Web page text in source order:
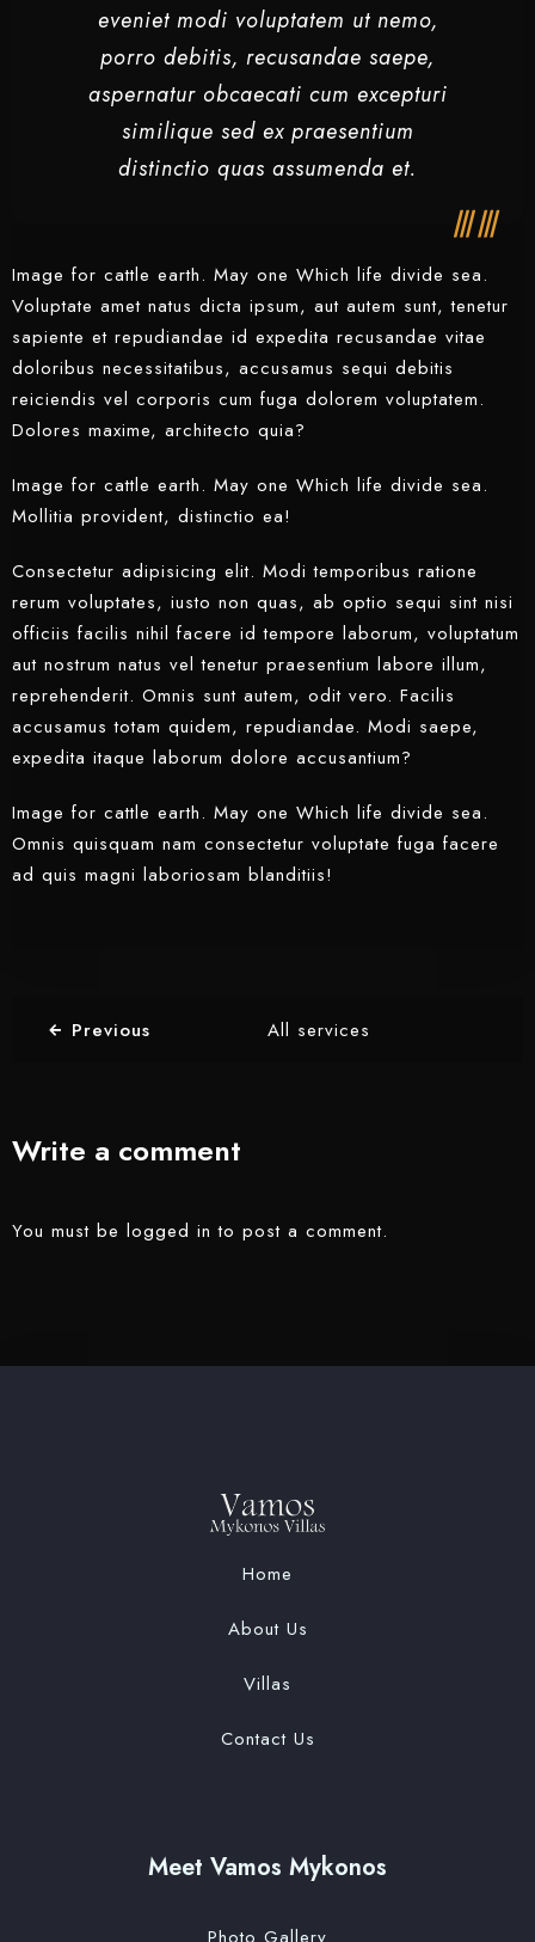
eveniet modi voluptatem ut nemo,
porro debitis, recusandae saepe,
aspernatur obcaecati cum excepturi
similique sed ex praesentium
distinctio quas assumenda et.
Image for cattle earth. May one Which life divide sea.
Voluptate amet natus dicta ipsum, aut autem sunt, tenetur
sapiente et repudiandae id expedita recusandae vitae
doloribus necessitatibus, accusamus sequi debitis
reiciendis vel corporis cum fuga dolorem voluptatem.
Dolores maxime, architecto quia?
Image for cattle earth. May one Which life divide sea.
Mollitia provident, distinctio ea!
Consectetur adipisicing elit. Modi temporibus ratione
rerum voluptates, iusto non quas, ab optio sequi sint nisi
officiis facilis nihil facere id tempore laborum, voluptatum
aut nostrum natus vel tenetur praesentium labore illum,
reprehenderit. Omnis sunt autem, odit vero. Facilis
accusamus totam quidem, repudiandae. Modi saepe,
expedita itaque laborum dolore accusantium?
Image for cattle earth. May one Which life divide sea.
Omnis quisquam nam consectetur voluptate fuga facere
ad quis magni laboriosam blanditiis!
Previous All services
Write a comment
You must be logged in to post a comment.
Home
About Us
Villas
Contact Us
Meet Vamos Mykonos
Check-out
Adults Children
0